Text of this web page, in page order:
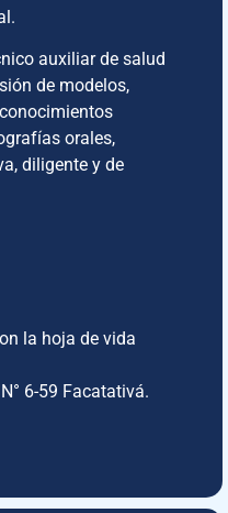
auxiliar de salud
de modelos,
orales,
diligente y de
la hoja de vida
6-59 Facatativá.